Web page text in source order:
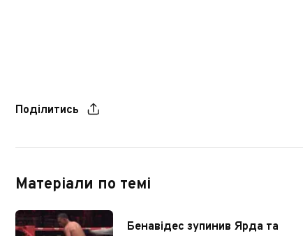
Поділитись
Матеріали по темі
Бенавідес зупинив Ярда та